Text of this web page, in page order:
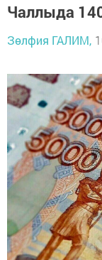
Чаллыда
Зөлфия ГАЛИМ,